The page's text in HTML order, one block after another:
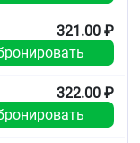
321.00 ₽
322.00 ₽